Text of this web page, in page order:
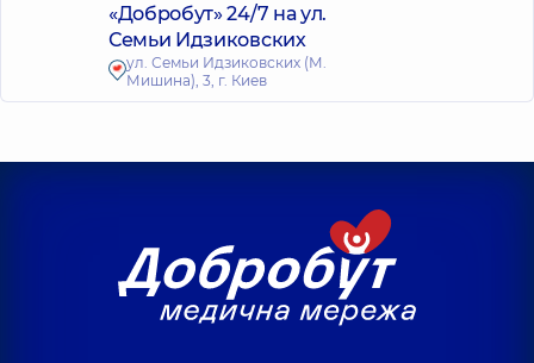
«Добробут» 24/7 на ул.
Семьи Идзиковских
ул. Семьи Идзиковских (М.
Мишина), 3, г. Киев